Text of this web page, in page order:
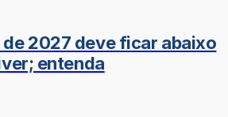
2027 deve ficar abaixo
entenda